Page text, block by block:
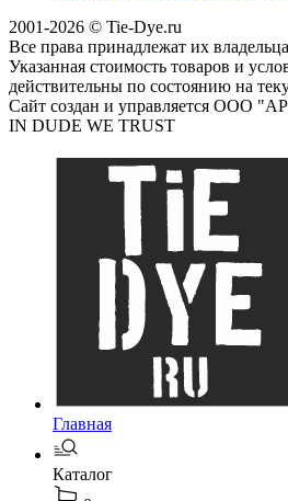
2001-2026 © Tie-Dye.ru
Все права принадлежат их
Указанная стоимость товаров и
действительны по состоянию на
Сайт создан и управляется ООО
IN DUDE WE TRUST
Главная
Каталог